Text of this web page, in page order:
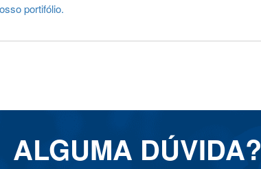
portifólio.
ALGUMA DÚVIDA?